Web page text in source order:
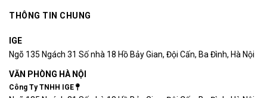
THÔNG TIN CHUNG
IGE
Ngõ 135 Ngách 31 Số nhà 18 Hồ Bảy Gian, Đội Cấn, Ba Đình, Hà Nội
VĂN PHÒNG HÀ NỘI
Công Ty TNHH IGE